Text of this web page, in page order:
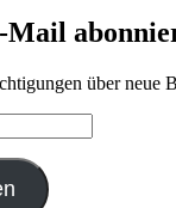
Mail
über neue